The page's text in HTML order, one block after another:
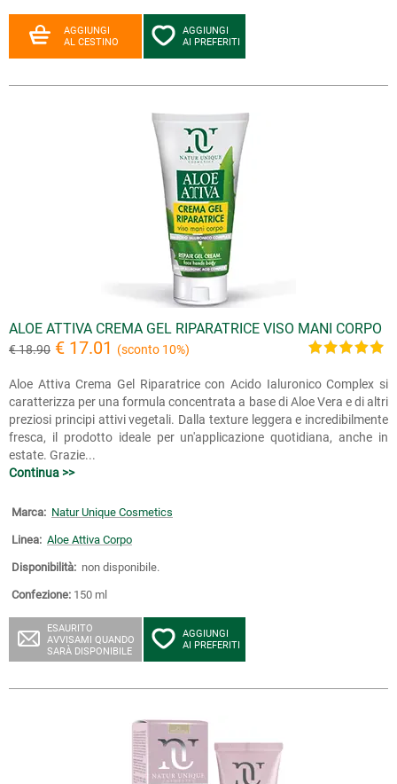
AGGIUNGI
AL CESTINO
AGGIUNGI
AI PREFERITI
ALOE ATTIVA CREMA GEL RIPARATRICE VISO MANI CORPO
€ 18.90 € 17.01 (sconto 10%)
Aloe Attiva Crema Gel Riparatrice con Acido Ialuronico Complex si
caratterizza per una formula concentrata a base di Aloe Vera e di altri
preziosi principi attivi vegetali. Dalla texture leggera e incredibilmente
fresca, il prodotto ideale per un'applicazione quotidiana, anche in
estate. Grazie...
Continua >>
Marca: Natur Unique Cosmetics
Linea: Aloe Attiva Corpo
Disponibilità: non disponibile.
Confezione: 150 ml
ESAURITO
AVVISAMI QUANDO
SARÀ DISPONIBILE
AGGIUNGI
AI PREFERITI